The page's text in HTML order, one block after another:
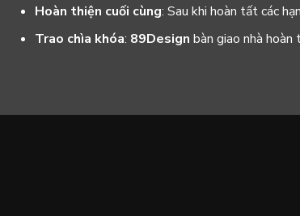
Hoàn thiện cuối cùng: Sau khi hoàn tất các
Trao chìa khóa: 89Design bàn giao nhà hoàn